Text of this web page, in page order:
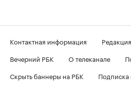
Контактная информация Редакция
Вечерний РБК
О телеканале
Скрыть баннеры на РБК
Подписка